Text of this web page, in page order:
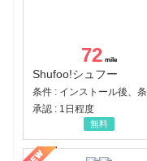
72
Shufoo!シュフー
承認 : 1日程度
無料